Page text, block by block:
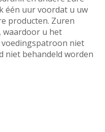
één uur voordat u uw
producten. Zuren
waardoor u het
voedingspatroon niet
niet behandeld worden